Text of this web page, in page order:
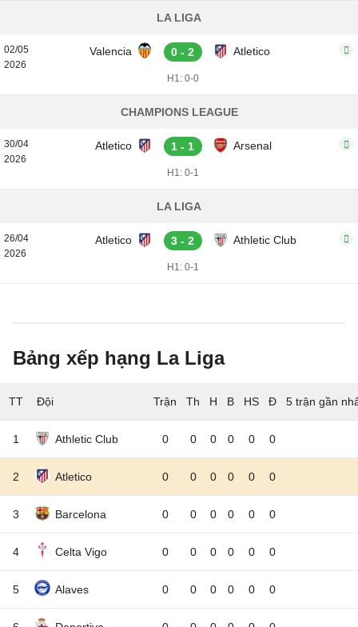
LA LIGA
02/05
2026
Valencia 0 - 2 Atletico
H1: 0-0
CHAMPIONS LEAGUE
30/04
2026
Atletico 1 - 1 Arsenal
H1: 0-1
LA LIGA
26/04
2026
Atletico 3 - 2 Athletic Club
H1: 0-1
Bảng xếp hạng La Liga
TT Đội 5 trận gần
1 Athletic Club 0 0 0 0 0 0
2 Atletico 0 0 0 0 0 0
3 Barcelona 0 0 0 0 0 0
4 Celta Vigo 0 0 0 0 0 0
5 Alaves 0 0 0 0 0 0